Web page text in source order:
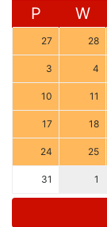
P W
27 28
3 4
10 11
17 18
24 25
31 1